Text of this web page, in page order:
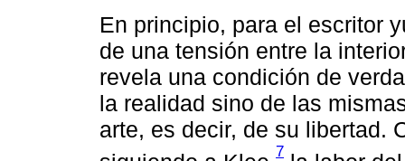
En principio, para el escritor
de una tensión entre la
revela una condición de
la realidad sino de las
arte, es decir, de su libertad.
7